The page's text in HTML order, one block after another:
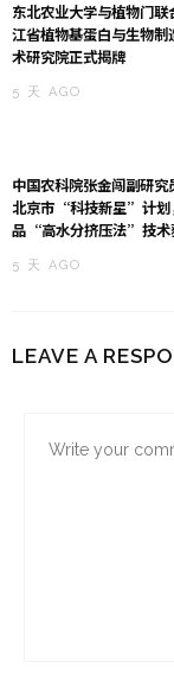
东北农业大学与植物门联
江省植物基蛋白与生物制
术研究院正式揭牌
5 天 AGO
中国农科院张金闯副研
北京市“科技新星”计划
品“高水分挤压法”技术
5 天 AGO
LEAVE A